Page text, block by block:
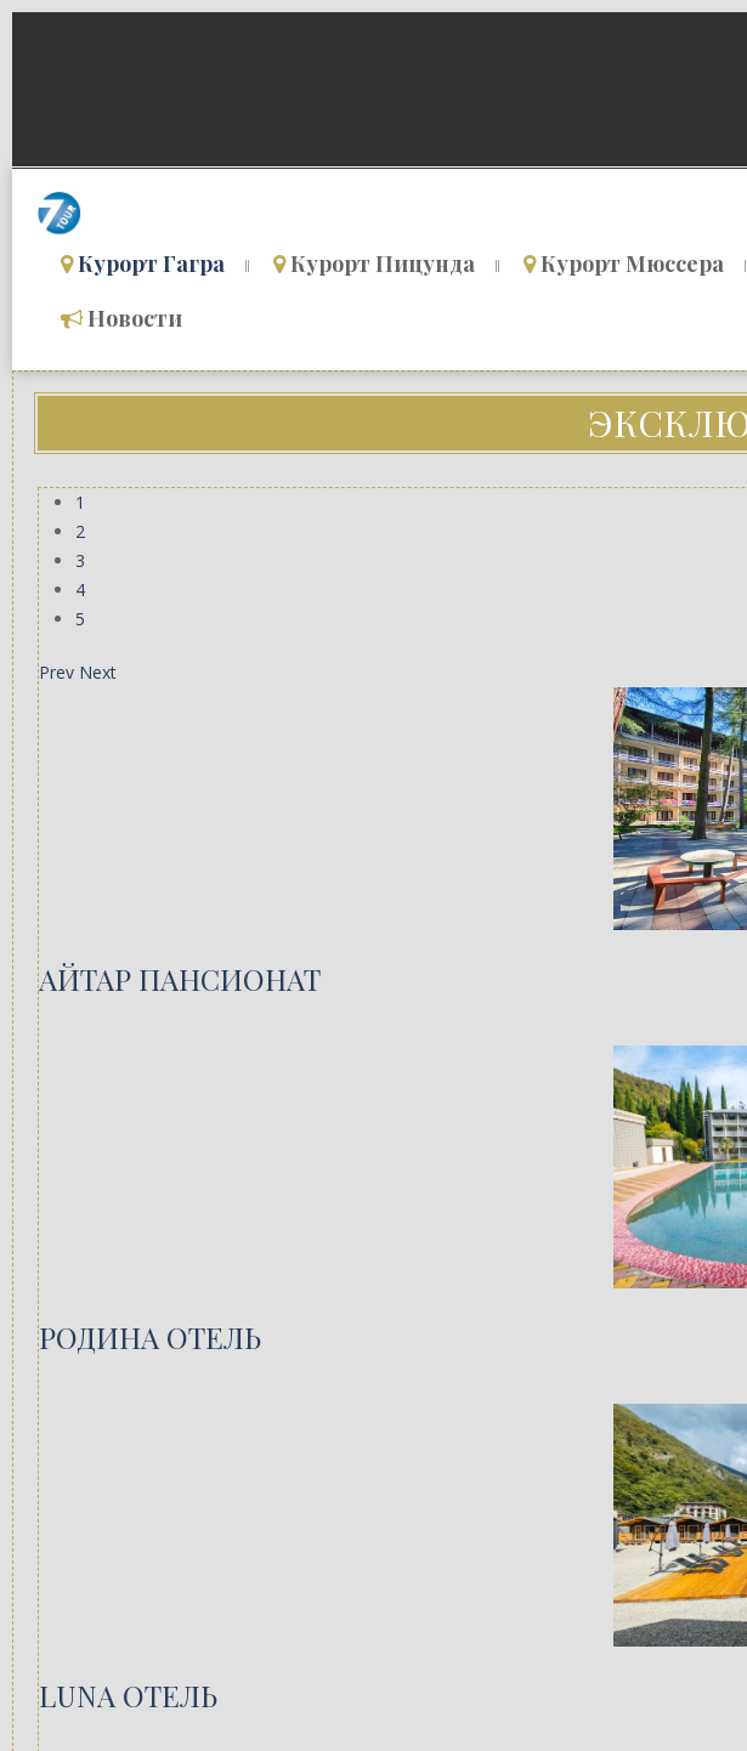
Курорт Гагра Курорт Пицунда Курорт Мюссера
Новости
1
2
3
4
5
Prev Next
АЙТАР ПАНСИОНАТ
РОДИНА ОТЕЛЬ
LUNA ОТЕЛЬ